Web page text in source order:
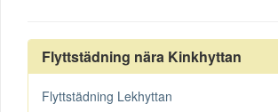
Flyttstädning nära Kinkhyttan
Flyttstädning Lekhyttan